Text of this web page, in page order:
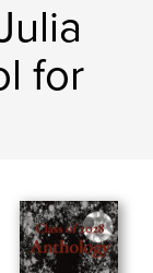
for